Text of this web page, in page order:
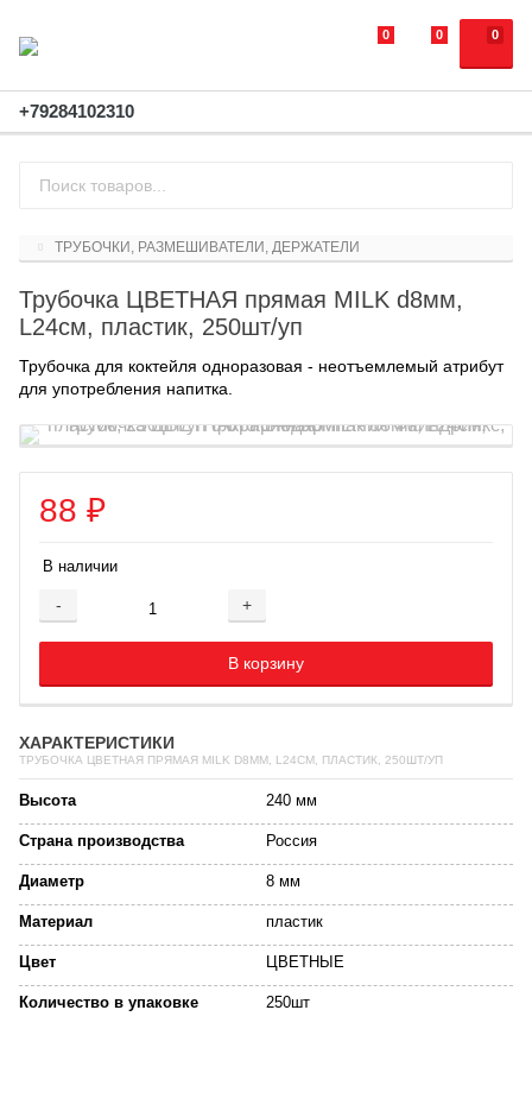
0
0 0
+79284102310
ТРУБОЧКИ, РАЗМЕШИВАТЕЛИ, ДЕРЖАТЕЛИ
Трубочка ЦВЕТНАЯ прямая MILK d8мм,
L24см, пластик, 250шт/уп
Трубочка для коктейля одноразовая - неотъемлемый атрибут
для употребления напитка.
88 ₽
В наличии
- +
Добавляется...
В корзину
Добавлен
ХАРАКТЕРИСТИКИ
ТРУБОЧКА ЦВЕТНАЯ ПРЯМАЯ MILK D8ММ, L24СМ, ПЛАСТИК, 250ШТ/УП
Высота 240 мм
Страна производства Россия
Диаметр 8 мм
Материал пластик
Цвет ЦВЕТНЫЕ
Количество в упаковке 250шт